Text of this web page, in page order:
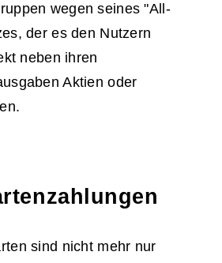
wegen seines "All-
der es den Nutzern
neben ihren
Aktien oder
sind nicht mehr nur